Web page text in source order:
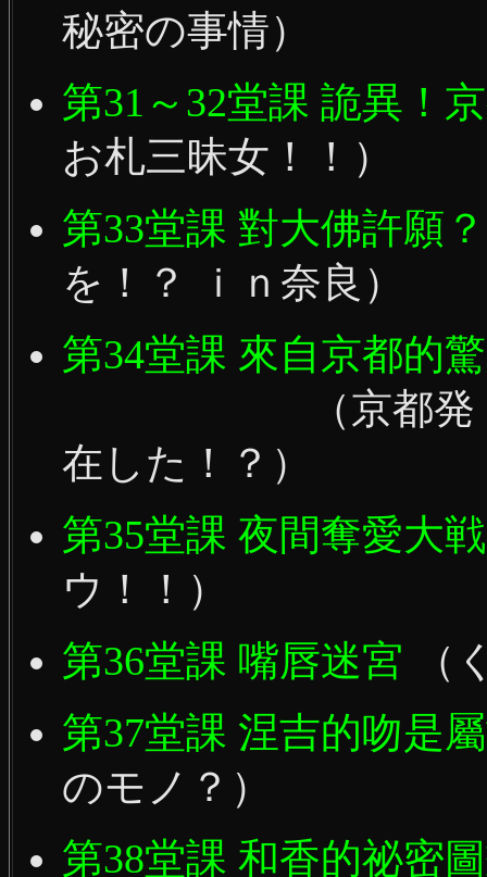
秘密の事情）
第31～32堂課 詭異！
お札三昧女！！）
第33堂課 對大佛許願
を！？ ｉｎ奈良）
第34堂課 來自京都的
（京都発・衝撃
在した！？）
第35堂課 夜間奪愛大
ウ！！）
第36堂課 嘴唇迷宮 （
第37堂課 涅吉的吻是
のモノ？）
第38堂課 和香的祕密